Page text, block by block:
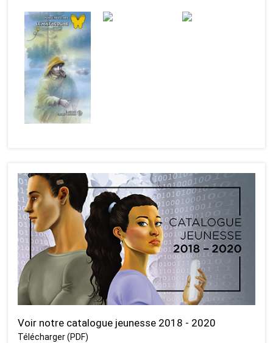
Voir notre catalogue jeunesse 2018 - 2020
Télécharger (PDF)